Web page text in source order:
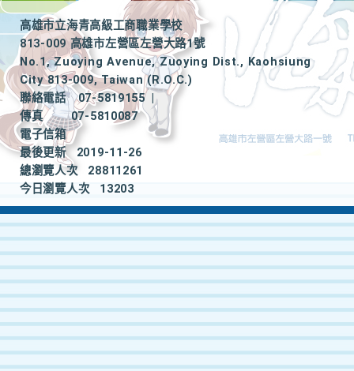
高雄市立海青高級工商職業學校
813-009 高雄市左營區左營大路1號
No.1, Zuoying Avenue, Zuoying Dist., Kaohsiung
City 813-009, Taiwan (R.O.C.)
聯絡電話
07-5819155
|
傳真
07-5810087
電子信箱
最後更新
2019-11-26
總瀏覽人次
28811261
今日瀏覽人次
13203